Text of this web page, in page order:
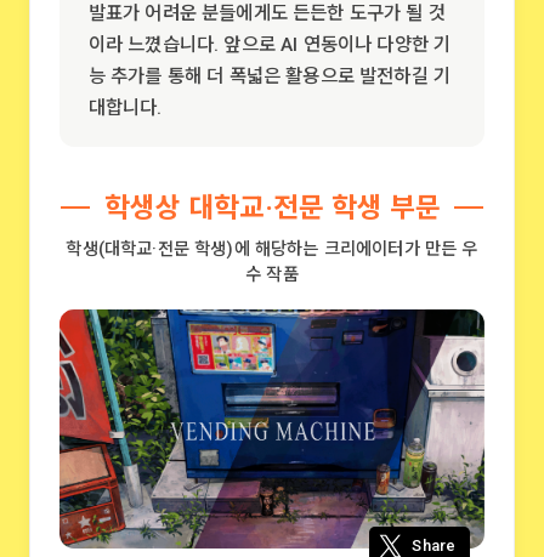
발표가 어려운 분들에게도 든든한 도구가 될 것
이라 느꼈습니다. 앞으로 AI 연동이나 다양한 기
능 추가를 통해 더 폭넓은 활용으로 발전하길 기
대합니다.
학생상 대학교·전문 학생 부문
학생(대학교·전문 학생)에 해당하는 크리에이터가 만든 우
수 작품
Share